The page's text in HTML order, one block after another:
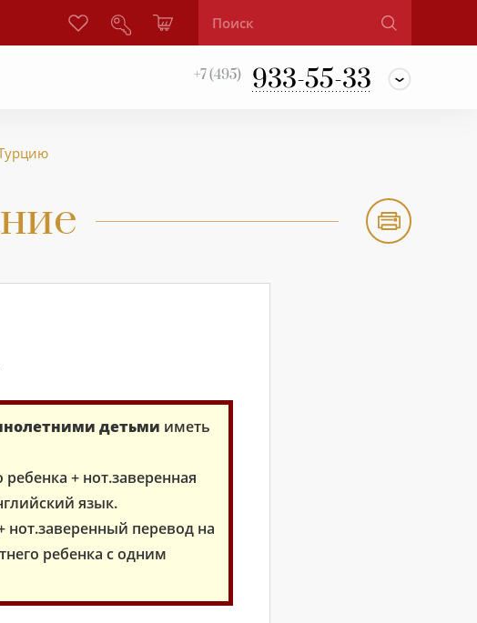
+7 (495) 933-55-33
детьми иметь
+ нот.заверенная
язык.
нот.заверенный перевод на
ребенка с одним